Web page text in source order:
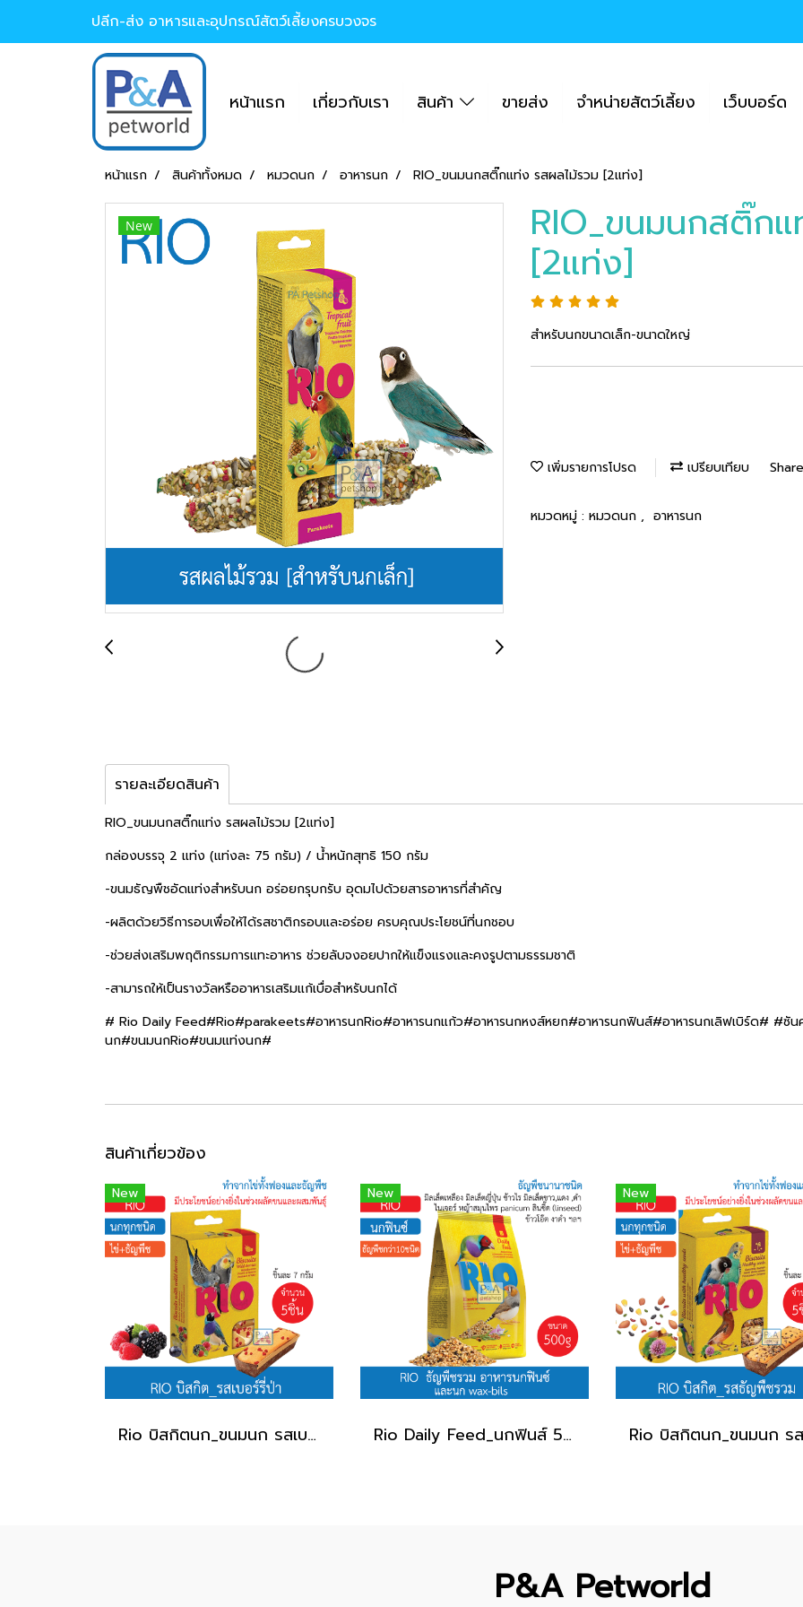
ปลีก-ส่ง อาหารและอุปกรณ์สัตว์เลี้ยงครบวงจร
หน้าแรก เกี่ยวกับเรา สินค้า ขายส่ง จำหน่ายสัตว์เลี้ยง เว็บบอร์ด
หน้าแรก สินค้าทั้งหมด หมวดนก อาหารนก RIO_ขนมนกสติ๊กแท่ง รสผลไม้รวม [2แท่ง]
New RIO_ขนมนกสติ๊ก
[2แท่ง]
สำหรับนกขนาดเล็ก-ขนาดใหญ่
เพิ่มรายการโปรด เปรียบเทียบ Share
หมวดหมู่ : หมวดนก , อาหารนก
รายละเอียดสินค้า
RIO_ขนมนกสติ๊กแท่ง รสผลไม้รวม [2แท่ง]
กล่องบรรจุ 2 แท่ง (แท่งละ 75 กรัม) / น้ำหนักสุทธิ 150 กรัม
-ขนมธัญพืชอัดแท่งสำหรับนก อร่อยกรุบกรับ อุดมไปด้วยสารอาหารที่สำคัญ
-ผลิตด้วยวิธีการอบเพื่อให้ได้รสชาติกรอบและอร่อย ครบคุณประโยชน์ที่นกชอบ
-ช่วยส่งเสริมพฤติกรรมการแทะอาหาร ช่วยลับจงอยปากให้แข็งแรงและคงรูปตามธรรมชาติ
-สามารถให้เป็นรางวัลหรืออาหารเสริมแก้เบื่อสำหรับนกได้
# Rio Daily Feed#Rio#parakeets#อาหารนกRio#อาหารนกแก้ว#อาหารนกหงส์หยก#อาหารนกฟินส์#อาหารนกเลิฟเบิร์ด# #ซั
นก#ขนมนกRio#ขนมแท่งนก#
สินค้าเกี่ยวข้อง
New
Rio บิสกิตนก_ขนมนก รสเบอร์รี่ป่า
New
Rio Daily Feed_นกฟินส์ 500g.
New
P&A Petworld